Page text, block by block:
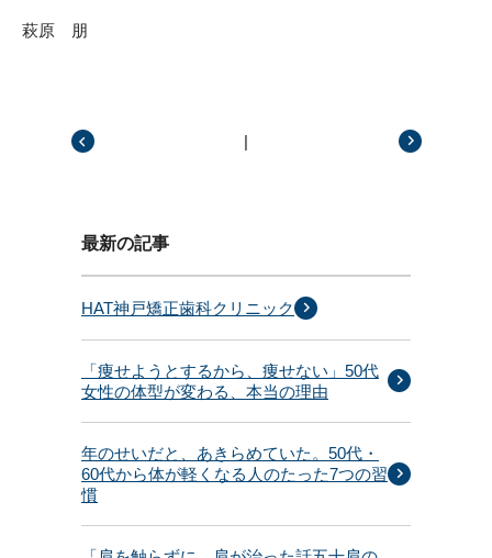
萩原 朋
|
最新の記事
HAT神戸矯正歯科クリニック
「痩せようとするから、痩せない」50代
女性の体型が変わる、本当の理由
年のせいだと、あきらめていた。50代・
60代から体が軽くなる人のたった7つの習
慣